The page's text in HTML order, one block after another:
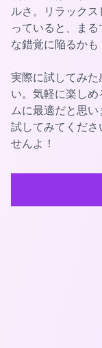
ルさ。リラック
っていると、ま
な錯覚に陥るかも
実際に試してみ
い。気軽に楽し
ムに最適だと思
試してみてくださ
せんよ！